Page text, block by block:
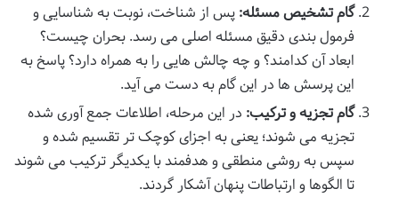
گام تشخیص مسئله: پس از شناخت، نوبت به شناسایی و
فرمول بندی دقیق مسئله اصلی می رسد. بحران چیست؟
ابعاد آن کدامند؟ و چه چالش هایی را به همراه دارد؟ پاسخ به
این پرسش ها در این گام به دست می آید.
گام تجزیه و ترکیب: در این مرحله، اطلاعات جمع آوری شده
تجزیه می شوند؛ یعنی به اجزای کوچک تر تقسیم شده و
سپس به روشی منطقی و هدفمند با یکدیگر ترکیب می شوند
تا الگوها و ارتباطات پنهان آشکار گردند.